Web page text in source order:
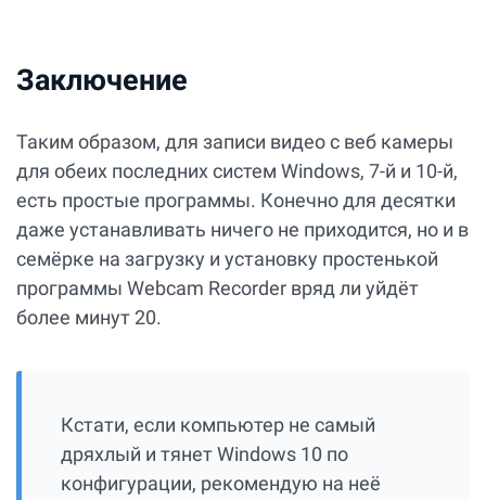
Заключение
Таким образом, для записи видео с веб камеры
для обеих последних систем Windows, 7-й и 10-й,
есть простые программы. Конечно для десятки
даже устанавливать ничего не приходится, но и в
семёрке на загрузку и установку простенькой
программы Webcam Recorder вряд ли уйдёт
более минут 20.
Кстати, если компьютер не самый
дряхлый и тянет Windows 10 по
конфигурации, рекомендую на неё